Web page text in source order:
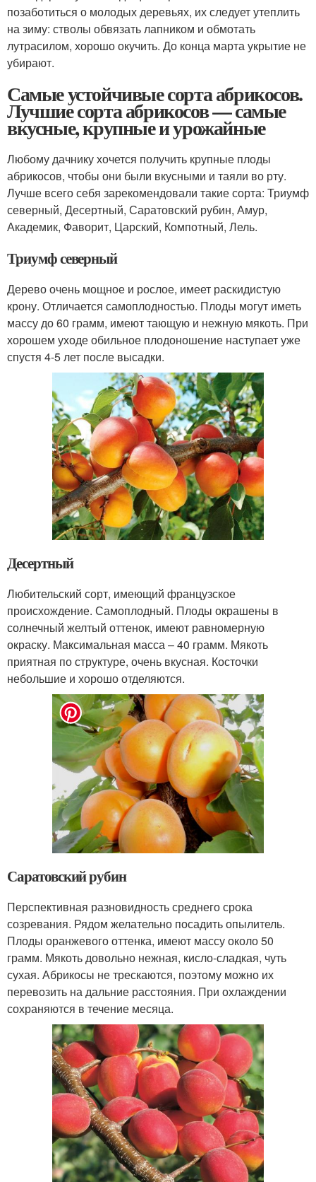
позаботиться о молодых деревьях, их следует утеплить
на зиму: стволы обвязать лапником и обмотать
лутрасилом, хорошо окучить. До конца марта укрытие не
убирают.
Самые устойчивые сорта абрикосов.
Лучшие сорта абрикосов — самые
вкусные, крупные и урожайные
Любому дачнику хочется получить крупные плоды
абрикосов, чтобы они были вкусными и таяли во рту.
Лучше всего себя зарекомендовали такие сорта: Триумф
северный, Десертный, Саратовский рубин, Амур,
Академик, Фаворит, Царский, Компотный, Лель.
Триумф северный
Дерево очень мощное и рослое, имеет раскидистую
крону. Отличается самоплодностью. Плоды могут иметь
массу до 60 грамм, имеют тающую и нежную мякоть. При
хорошем уходе обильное плодоношение наступает уже
спустя 4-5 лет после высадки.
Десертный
Любительский сорт, имеющий французское
происхождение. Самоплодный. Плоды окрашены в
солнечный желтый оттенок, имеют равномерную
окраску. Максимальная масса – 40 грамм. Мякоть
приятная по структуре, очень вкусная. Косточки
небольшие и хорошо отделяются.
Саратовский рубин
Перспективная разновидность среднего срока
созревания. Рядом желательно посадить опылитель.
Плоды оранжевого оттенка, имеют массу около 50
грамм. Мякоть довольно нежная, кисло-сладкая, чуть
сухая. Абрикосы не трескаются, поэтому можно их
перевозить на дальние расстояния. При охлаждении
сохраняются в течение месяца.